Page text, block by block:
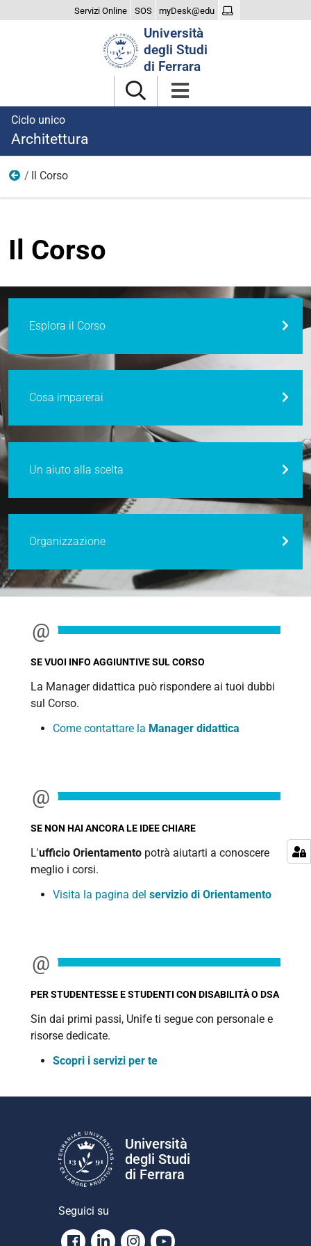
Servizi Online SOS myDesk@edu
Università
degli Studi
di Ferrara
Ciclo unico
Architettura
Home
Il Corso
Il Corso
Esplora il Corso
Cosa imparerai
Un aiuto alla scelta
Organizzazione
SE VUOI INFO AGGIUNTIVE SUL CORSO
La Manager didattica può rispondere ai tuoi dubbi
sul Corso.
Come contattare la Manager didattica
SE NON HAI ANCORA LE IDEE CHIARE
L'ufficio Orientamento potrà aiutarti a conoscere
meglio i corsi.
Visita la pagina del servizio di Orientamento
PER STUDENTESSE E STUDENTI CON DISABILITÀ O DSA
Sin dai primi passi, Unife ti segue con personale e
risorse dedicate.
Scopri i servizi per te
Università
degli Studi
di Ferrara
Seguici su
Facebook
LinkedinInstagram
Youtube